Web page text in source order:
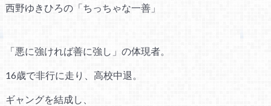
西野ゆきひろの「ちっちゃな一善」
「悪に強ければ善に強し」の体現者。
16歳で非行に走り、高校中退。
ギャングを結成し、